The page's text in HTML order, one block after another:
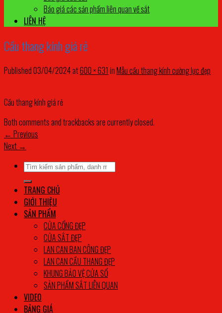
Báo giá các sản phẩm liên quan về sắt
LIÊN HỆ
Cầu thang kính giá rẻ
Published03/04/2024at600 × 631 inMẫu cầu thang kính cường lực đẹp
Cầu thang kính giá rẻ
Both comments and trackbacks are currently closed.
← Previous
Next →
Tìm
kiếm:
TRANG CHỦ
GIỚI THIỆU
SẢN PHẨM
CỬA CỔNG ĐẸP
CỬA SẮT ĐẸP
LAN CAN BAN CÔNG ĐẸP
LAN CAN CẦU THANG ĐẸP
KHUNG BẢO VỆ CỬA SỔ
SẢN PHẨM SẮT LIÊN QUAN
VIDEO
BẢNG GIÁ